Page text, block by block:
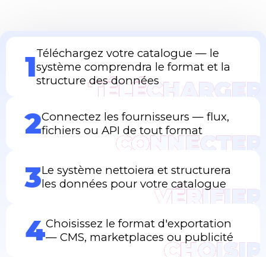
1Téléchargez votre catalogue — le
système comprendra le format et la
structure des données
TÉLÉCHARGER
2Connectez les fournisseurs — flux,
fichiers ou API de tout format
CONNECTER
3Le système nettoiera et structurera
les données pour votre catalogue
VÉRIFIER
4Choisissez le format d'exportation
— CMS, marketplaces ou publicité
CHOISIR